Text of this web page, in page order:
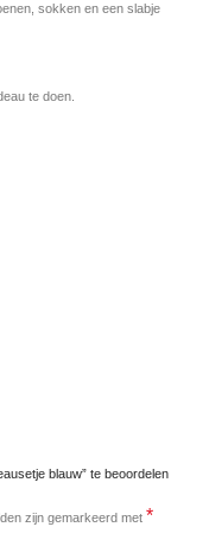
sokken en een slabje
te doen.
blauw” te beoordelen
zijn gemarkeerd met *